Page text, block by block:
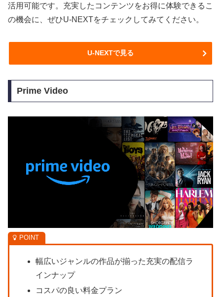
活用可能です。充実したコンテンツをお得に体験できるこ
の機会に、ぜひU-NEXTをチェックしてみてください。
U-NEXTで見る
Prime Video
幅広いジャンルの作品が揃った充実の配信ラ
インナップ
コスパの良い料金プラン